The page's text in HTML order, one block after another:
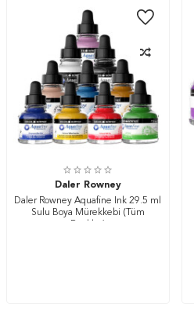
Daler Rowney
Daler Rowney Aquafine Ink 29.5 ml
Sulu Boya Mürekkebi (Tüm